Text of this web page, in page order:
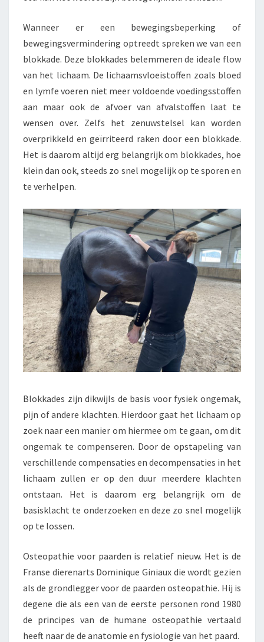
Wanneer er een bewegingsbeperking of
bewegingsvermindering optreedt spreken we van een
blokkade. Deze blokkades belemmeren de ideale flow
van het lichaam. De lichaamsvloeistoffen zoals bloed
en lymfe voeren niet meer voldoende voedingsstoffen
aan maar ook de afvoer van afvalstoffen laat te
wensen over. Zelfs het zenuwstelsel kan worden
overprikkeld en geïrriteerd raken door een blokkade.
Het is daarom altijd erg belangrijk om blokkades, hoe
klein dan ook, steeds zo snel mogelijk op te sporen en
te verhelpen.
Blokkades zijn dikwijls de basis voor fysiek ongemak,
pijn of andere klachten. Hierdoor gaat het lichaam op
zoek naar een manier om hiermee om te gaan, om dit
ongemak te compenseren. Door de opstapeling van
verschillende compensaties en decompensaties in het
lichaam zullen er op den duur meerdere klachten
ontstaan. Het is daarom erg belangrijk om de
basisklacht te onderzoeken en deze zo snel mogelijk
op te lossen.
Osteopathie voor paarden is relatief nieuw. Het is de
Franse dierenarts Dominique Giniaux die wordt gezien
als de grondlegger voor de paarden osteopathie. Hij is
degene die als een van de eerste personen rond 1980
de principes van de humane osteopathie vertaald
heeft naar de de anatomie en fysiologie van het paard.